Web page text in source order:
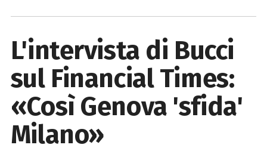
L'intervista di Bucci
sul Financial Times:
«Così Genova 'sfida'
Milano»